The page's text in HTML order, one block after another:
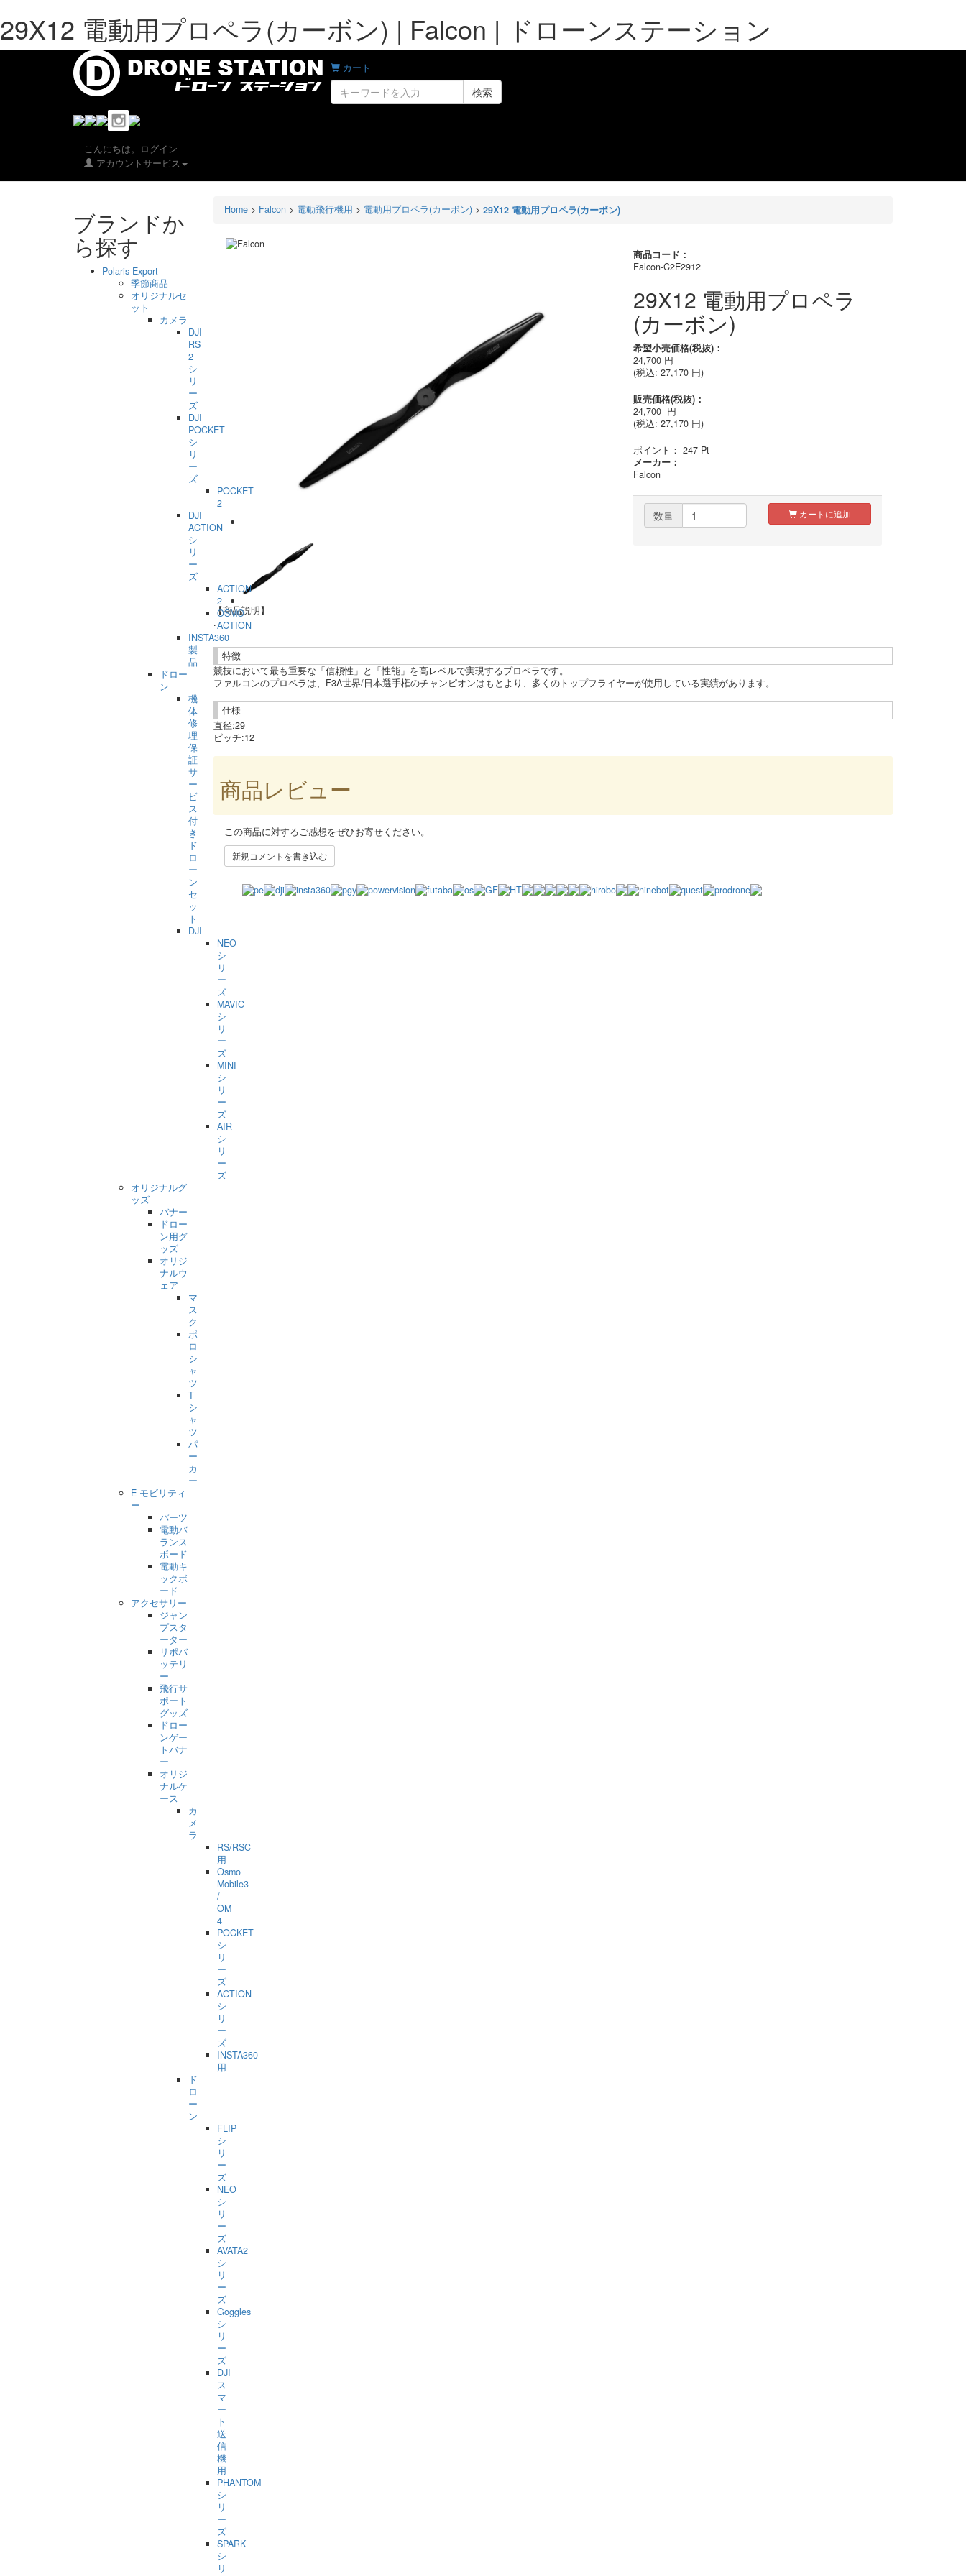
29X12 電動用プロペラ(カーボン) | Falcon | ドローンステーション
カート
検索
こんにちは。ログイン
アカウントサービス
Home > Falcon > 電動飛行機用 > 電動用プロペラ(カーボン) > 29X12 電動用プロペラ(カーボン)
商品コード：
Falcon-C2E2912
29X12 電動用プロペラ
(カーボン)
希望小売価格(税抜)：
24,700 円
(税込: 27,170円)
販売価格(税抜)：
24,700 円
(税込: 27,170 円)
ポイント： 247 Pt
メーカー：
Falcon
数量 カートに追加
【商品説明】
.
特徴
競技において最も重要な「信頼性」と「性能」を高レベルで実現するプロペラです。
ファルコンのプロペラは、F3A世界/日本選手権のチャンピオンはもとより、多くのトップフライヤーが使用している実績があります。
仕様
直径:29
ピッチ:12
商品レビュー
この商品に対するご感想をぜひお寄せください。
新規コメントを書き込む
ブランドか
ら探す
Polaris Export
季節商品
オリジナルセ
ット
カメラ
DJI
RS
2
シ
リ
ー
ズ
DJI
POCKET
シ
リ
ー
ズ
POCKET
2
DJI
ACTION
シ
リ
ー
ズ
ACTION
2
OSMO
ACTION
INSTA360
製
品
ドロー
ン
機
体
修
理
保
証
サ
ー
ビ
ス
付
き
ド
ロ
ー
ン
セ
ッ
ト
DJI
NEO
シ
リ
ー
ズ
MAVIC
シ
リ
ー
ズ
MINI
シ
リ
ー
ズ
AIR
シ
リ
ー
ズ
オリジナルグ
ッズ
バナー
ドロー
ン用グ
ッズ
オリジ
ナルウ
ェア
マ
ス
ク
ポ
ロ
シ
ャ
ツ
T
シ
ャ
ツ
パ
ー
カ
ー
E モビリティ
ー
パーツ
電動バ
ランス
ボード
電動キ
ックボ
ード
アクセサリー
ジャン
プスタ
ーター
リポバ
ッテリ
ー
飛行サ
ポート
グッズ
ドロー
ンゲー
トバナ
ー
オリジ
ナルケ
ース
カ
メ
ラ
RS/RSC
用
Osmo
Mobile3
/
OM
4
POCKET
シ
リ
ー
ズ
ACTION
シ
リ
ー
ズ
INSTA360
用
ド
ロ
ー
ン
FLIP
シ
リ
ー
ズ
NEO
シ
リ
ー
ズ
AVATA2
シ
リ
ー
ズ
Goggles
シ
リ
ー
ズ
DJI
ス
マ
ー
ト
送
信
機
用
PHANTOM
シ
リ
ー
ズ
SPARK
シ
リ